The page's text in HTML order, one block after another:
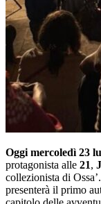
Oggi mercoledì 23
protagonista alle 21,
collezionista di Ossa’.
presenterà il primo